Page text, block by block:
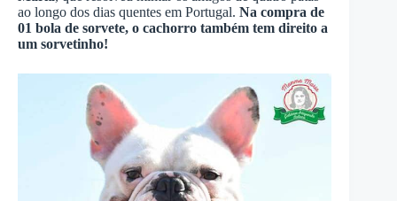
ao longo dos dias quentes em Portugal. Na compra de
01 bola de sorvete, o cachorro também tem direito a
um sorvetinho!